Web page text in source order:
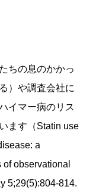
ちの息のかかっ
）や調査会社に
イマー病のリス
ます（Statin use
a
observational
5;29(5):804-814.